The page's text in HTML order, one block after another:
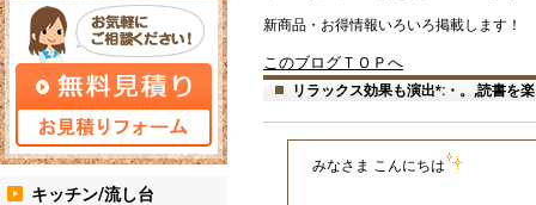
新商品・お得情報いろいろ掲載します！
このブログＴＯＰへ
リラックス効果も演出*:・。,読書を
みなさま こんにちは
キッチン/流し台